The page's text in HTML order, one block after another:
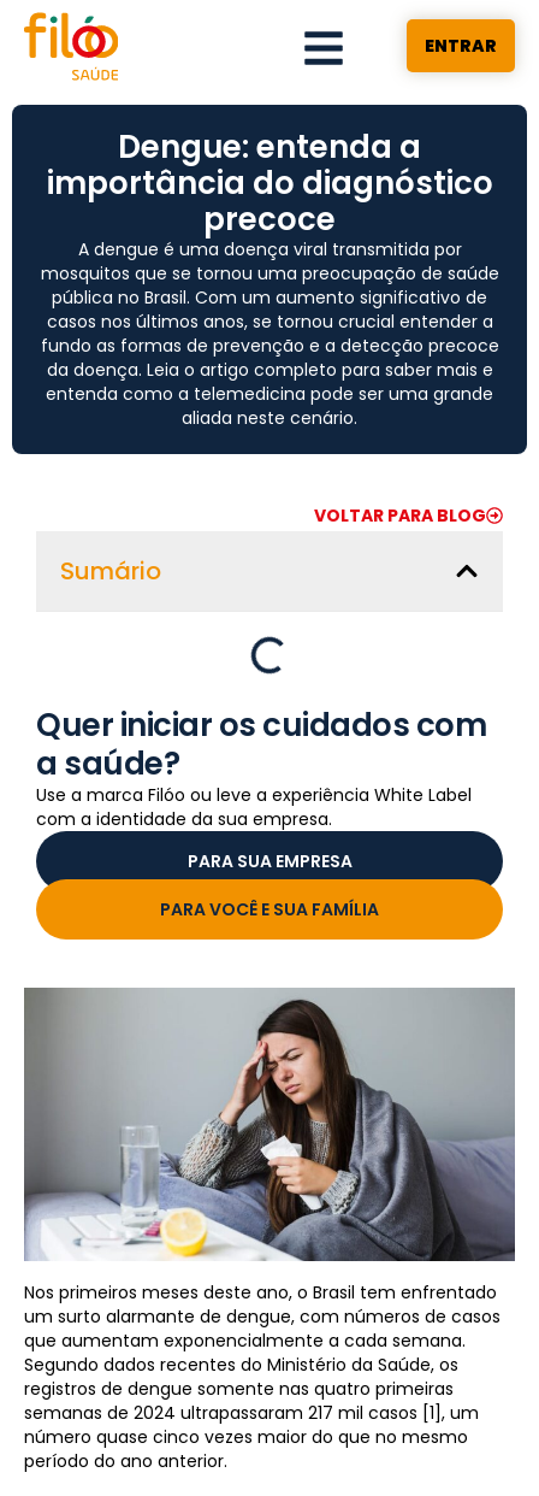
ENTRAR
Dengue: entenda a
importância do diagnóstico
precoce
A dengue é uma doença viral transmitida por
mosquitos que se tornou uma preocupação de saúde
pública no Brasil. Com um aumento significativo de
casos nos últimos anos, se tornou crucial entender a
fundo as formas de prevenção e a detecção precoce
da doença. Leia o artigo completo para saber mais e
entenda como a telemedicina pode ser uma grande
aliada neste cenário.
Nos primeiros meses deste ano, o Brasil tem enfrentado
um surto alarmante de dengue, com números de casos
que aumentam exponencialmente a cada semana.
Segundo dados recentes do Ministério da Saúde, os
registros de dengue somente nas quatro primeiras
semanas de 2024 ultrapassaram 217 mil casos [1], um
número quase cinco vezes maior do que no mesmo
período do ano anterior.
VOLTAR PARA BLOG
Sumário
Quer iniciar os cuidados com
a saúde?
Use a marca Filóo ou leve a experiência White Label
com a identidade da sua empresa.
PARA SUA EMPRESA
PARA VOCÊ E SUA FAMÍLIA